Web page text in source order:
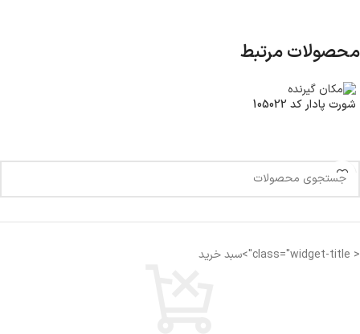
محصولات مرتبط
شورت پادار کد 105022
< class="widget-title">سبد خرید